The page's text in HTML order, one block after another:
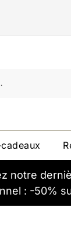
notre
: -50%